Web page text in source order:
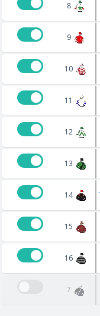
8
9
10
11
12
13
14
15
16
7